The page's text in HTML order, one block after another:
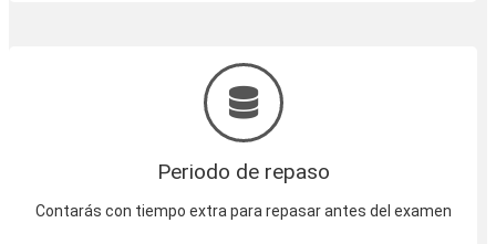
Periodo de repaso
Contarás con tiempo extra para repasar antes del examen